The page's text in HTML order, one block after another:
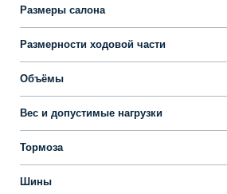
Размеры салона
Размерности ходовой части
Объёмы
Вес и допустимые нагрузки
Тормоза
Шины